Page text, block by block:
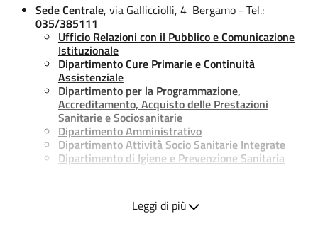
Sede Centrale, via Gallicciolli, 4 Bergamo - Tel.:
035/385111
Ufficio Relazioni con il Pubblico e Comunicazione
Istituzionale
Dipartimento Cure Primarie e Continuità
Assistenziale
Dipartimento per la Programmazione,
Accreditamento, Acquisto delle Prestazioni
Sanitarie e Sociosanitarie
Dipartimento Amministrativo
Dipartimento Attività Socio Sanitarie Integrate
Dipartimento di Igiene e Prevenzione Sanitaria
Dipartimento Veterinario e Sicurezza degli Alimenti di
Leggi di più